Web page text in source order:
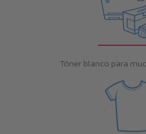
Tóner blanco para